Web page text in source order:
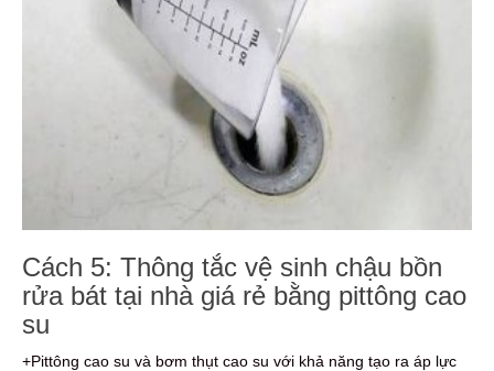
Cách 5: Thông tắc vệ sinh chậu bồn
rửa bát tại nhà giá rẻ bằng pittông cao
su
+Pittông cao su và bơm thụt cao su với khả năng tạo ra áp lực